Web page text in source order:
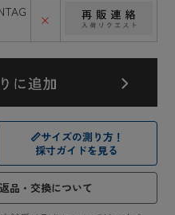
×
📏サイズの測り方！
採寸ガイドを見る
品・交換について